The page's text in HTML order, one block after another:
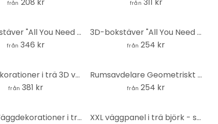
från från
3D-bokstäver "All You Need Is Sleep" - Väggdekorationer i trä för elegant sovrumsdesign
från 346 kr
3D-bokstäver "All You Need Is Sleep" - Väggdekorationer i trä för sovrum
från 254 kr
Väggdekorationer i trä 3D världskarta - MDF natur
från 381 kr
Rumsavdelare Geometriskt prov - MDF natur
från 254 kr
MDF - Väggdekorationer i trä - XXL-träd XXL väggpanel i trä björk - skog med fåglar - MDF natur